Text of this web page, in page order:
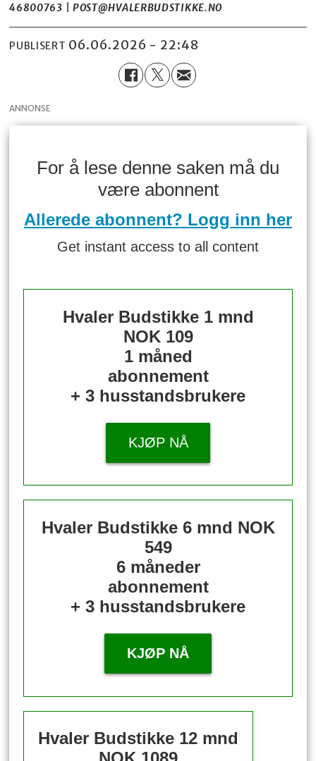
46800763 | POST@HVALERBUDSTIKKE.NO
PUBLISERT 06.06.2026 - 22:48
ANNONSE
For å lese denne saken må du
være abonnent
Allerede abonnent? Logg inn her
Get instant access to all content
Hvaler Budstikke 1 mnd
NOK 109
1 måned
abonnement
+ 3 husstandsbrukere
KJØP NÅ
Hvaler Budstikke 6 mnd NOK
549
6 måneder
abonnement
+ 3 husstandsbrukere
KJØP NÅ
Hvaler Budstikke 12 mnd